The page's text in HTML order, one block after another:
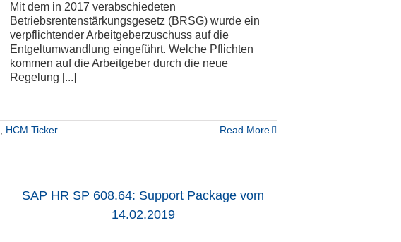
Mit dem in 2017 verabschiedeten
Betriebsrentenstärkungsgesetz (BRSG) wurde ein
verpflichtender Arbeitgeberzuschuss auf die
Entgeltumwandlung eingeführt. Welche Pflichten
kommen auf die Arbeitgeber durch die neue
Regelung [...]
HCM Ticker Read More
SAP HR SP 608.64: Support Package vom
14.02.2019